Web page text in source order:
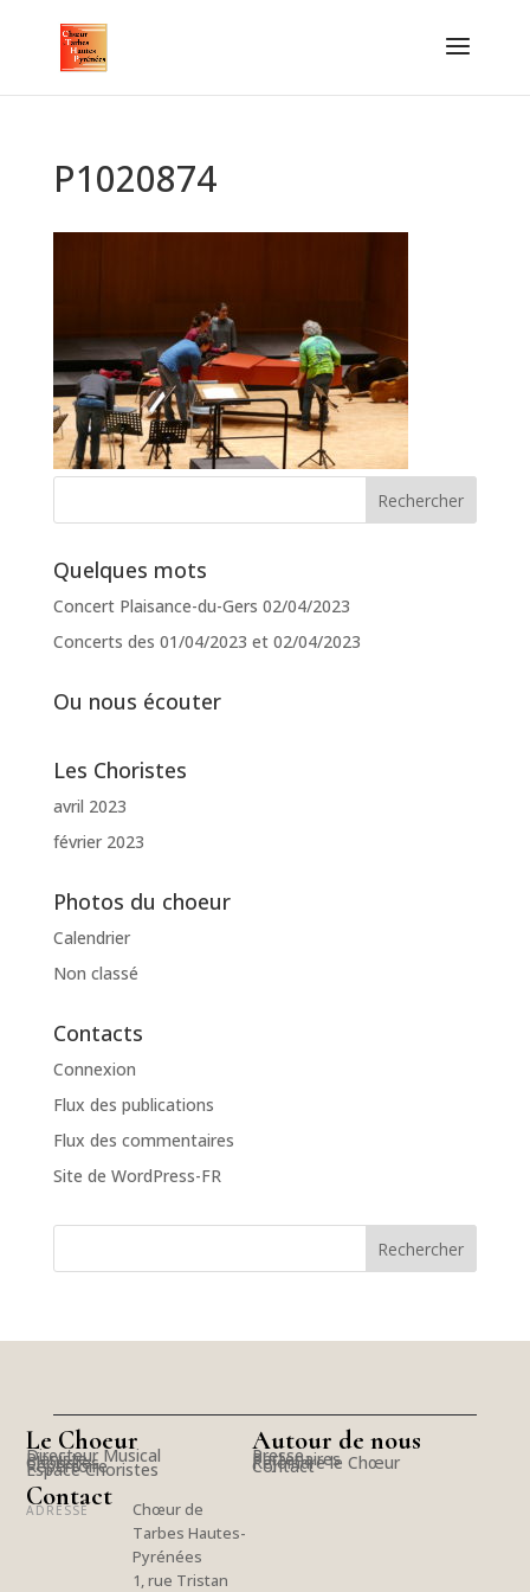
P1020874
Quelques mots
Concert Plaisance-du-Gers 02/04/2023
Concerts des 01/04/2023 et 02/04/2023
Ou nous écouter
Les Choristes
avril 2023
février 2023
Photos du choeur
Calendrier
Non classé
Contacts
Connexion
Flux des publications
Flux des commentaires
Site de WordPress-FR
Le Choeur
Directeur Musical
Pianiste
Choristes
Répertoire
Espace Choristes
Autour de nous
Presse
Partenaires
Rejoindre le Chœur
Contact
Contact
ADRESSE
Chœur de
Tarbes Hautes-
Pyrénées
1, rue Tristan